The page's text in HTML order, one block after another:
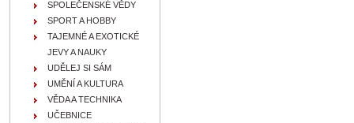
SPOLEČENSKÉ VĚDY
SPORT A HOBBY
TAJEMNÉ A EXOTICKÉ
JEVY A NAUKY
UDĚLEJ SI SÁM
UMĚNÍ A KULTURA
VĚDA A TECHNIKA
UČEBNICE